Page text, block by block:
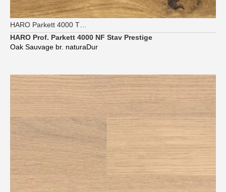
HARO Prof. Parkett 4000 NF Stav Prestige
Oak Sauvage br. naturaDur